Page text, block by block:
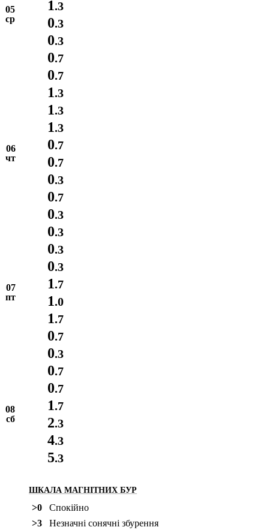
05
ср
1.3
0.3
0.3
0.7
0.7
06
чт
1.3
1.3
1.3
0.7
0.7
0.3
0.7
0.3
07
пт
0.3
0.3
0.3
1.7
1.0
1.7
0.7
0.3
08
сб
0.7
0.7
1.7
2.3
4.3
5.3
ШКАЛА МАГНІТНИХ БУР
>0
Спокійно
>3
Незначні сонячні збурення